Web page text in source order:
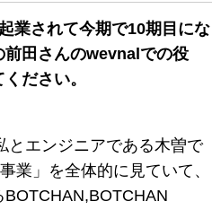
業されて今期で10期目にな
前田さんのwevnalでの役
ださい。
とエンジニアである木曽で
業」を全体的に見ていて、